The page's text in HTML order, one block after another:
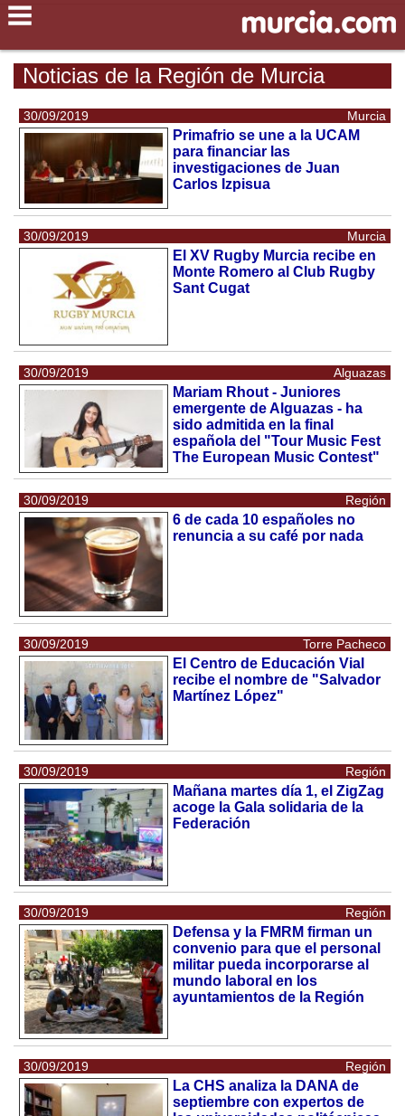
Noticias de la Región de Murcia
30/09/2019 Murcia
Primafrio se une a la UCAM
para financiar las
investigaciones de Juan
Carlos Izpisua
30/09/2019 Murcia
El XV Rugby Murcia recibe en
Monte Romero al Club Rugby
Sant Cugat
30/09/2019 Alguazas
Mariam Rhout - Juniores
emergente de Alguazas - ha
sido admitida en la final
española del "Tour Music Fest
The European Music Contest"
30/09/2019 Región
6 de cada 10 españoles no
renuncia a su café por nada
30/09/2019 Torre Pacheco
El Centro de Educación Vial
recibe el nombre de "Salvador
Martínez López"
30/09/2019 Región
Mañana martes día 1, el ZigZag
acoge la Gala solidaria de la
Federación
30/09/2019 Región
Defensa y la FMRM firman un
convenio para que el personal
militar pueda incorporarse al
mundo laboral en los
ayuntamientos de la Región
30/09/2019 Región
La CHS analiza la DANA de
septiembre con expertos de